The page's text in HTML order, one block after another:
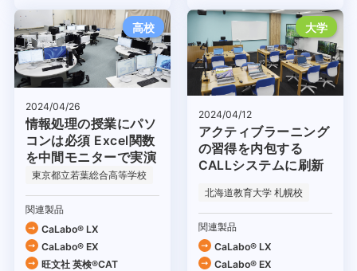
高校
2024/04/26
情報処理の授業にパソ
コンは必須 Excel関数
を中間モニターで実演
東京都立若葉総合高等学校
関連製品
CaLabo® LX
CaLabo® EX
旺文社 英検®CAT
大学
2024/04/12
アクティブラーニング
の習得を内包する
CALLシステムに刷新
北海道教育大学 札幌校
関連製品
CaLabo® LX
CaLabo® EX